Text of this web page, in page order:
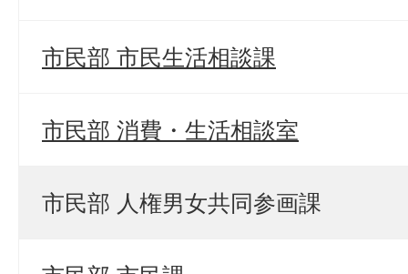
市民部 市民生活相談課
市民部 消費・生活相談室
市民部 人権男女共同参画課